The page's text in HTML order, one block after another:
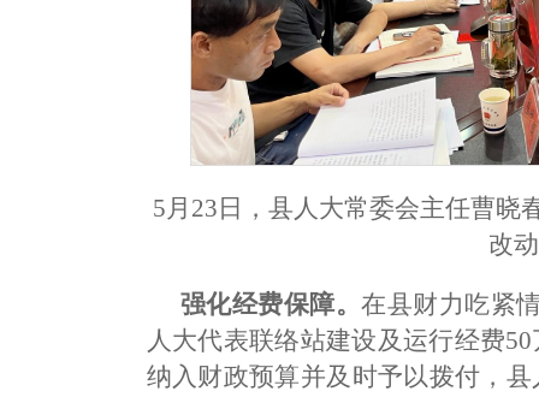
5月23日，县人大常委会主任曹晓
改
强化经费保障。在县财力吃紧
人大代表联络站建设及运行经费
纳入财政预算并及时予以拨付，